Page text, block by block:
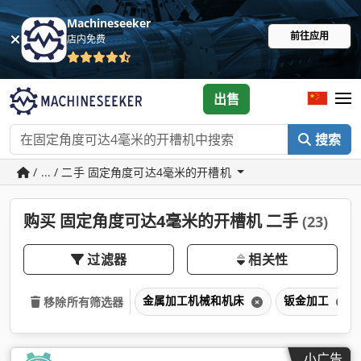
Machineseeker
店内免费 前往应用
搜索
出售
/ ... / 二手 固定角度可达4毫米的开槽机
购买 固定角度可达4毫米的开槽机 二手 (23)
过滤器 相关性
移除所有筛选器 金属加工机械和机床 钣金加工